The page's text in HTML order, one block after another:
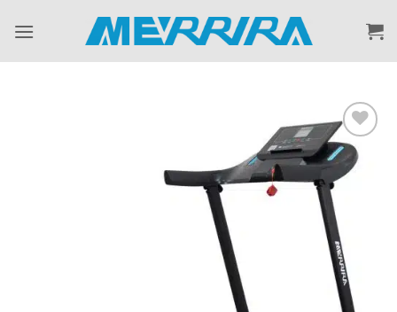
ยัง
Add to
Wishlist